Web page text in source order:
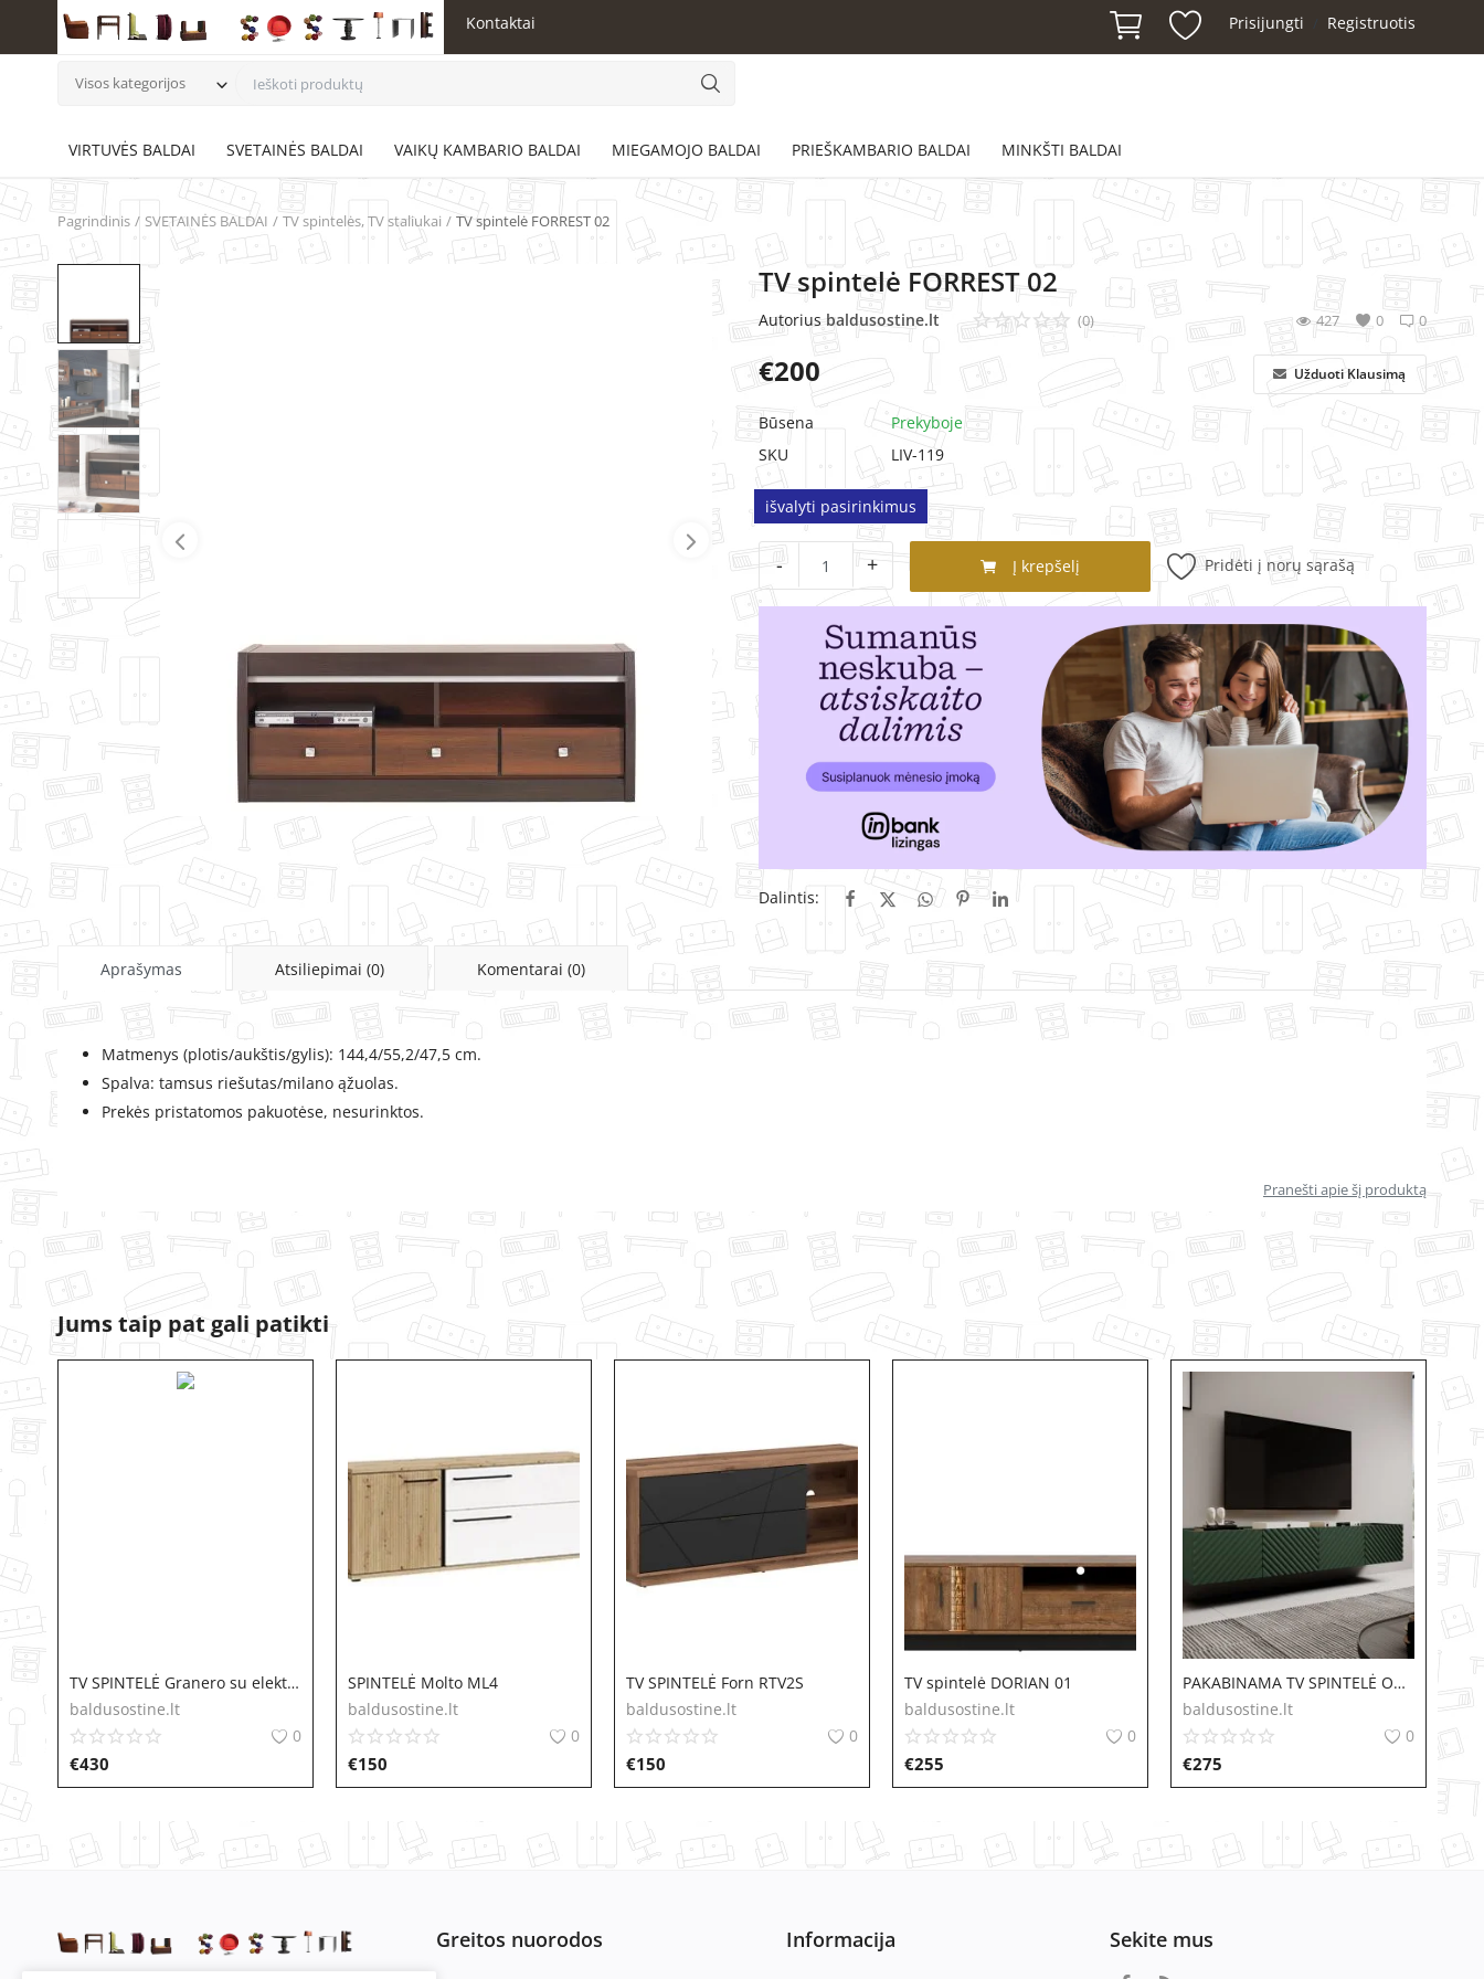
Kontaktai Prisijungti / Registruotis
Visos kategorijos
VIRTUVĖS BALDAI SVETAINĖS BALDAI VAIKŲ KAMBARIO BALDAI MIEGAMOJO BALDAI PRIEŠKAMBARIO BALDAI MINKŠTI BALDAI
Pagrindinis SVETAINĖS BALDAI TV spintelės, TV staliukai TV spintelė FORREST 02
TV spintelė FORREST 02
Autoriusbaldusostine.lt 0
(0) 0
427
€200 Užduoti Klausimą
Būsena
Prekyboje
SKU
LIV-119
išvalyti pasirinkimus
- + Į krepšelį Pridėti į norų sąrašą
Dalintis:
Aprašymas Atsiliepimai (0) Komentarai (0)
Matmenys (plotis/aukštis/gylis): 144,4/55,2/47,5 cm.
Spalva: tamsus riešutas/milano ąžuolas.
Prekės pristatomos pakuotėse, nesurinktos.
Pranešti apie šį produktą
Jums taip pat gali patikti
TV SPINTELĖ Granero su elektriniu židiniu
baldusostine.lt
0
€430
SPINTELĖ Molto ML4
baldusostine.lt
0
€150
TV SPINTELĖ Forn RTV2S
baldusostine.lt
0
€150
TV spintelė DORIAN 01
baldusostine.lt
0
€255
PAKABINAMA TV SPINTELĖ Onda 4D
baldusostine.lt
0
€275
Greitos nuorodos Informacija Sekite mus